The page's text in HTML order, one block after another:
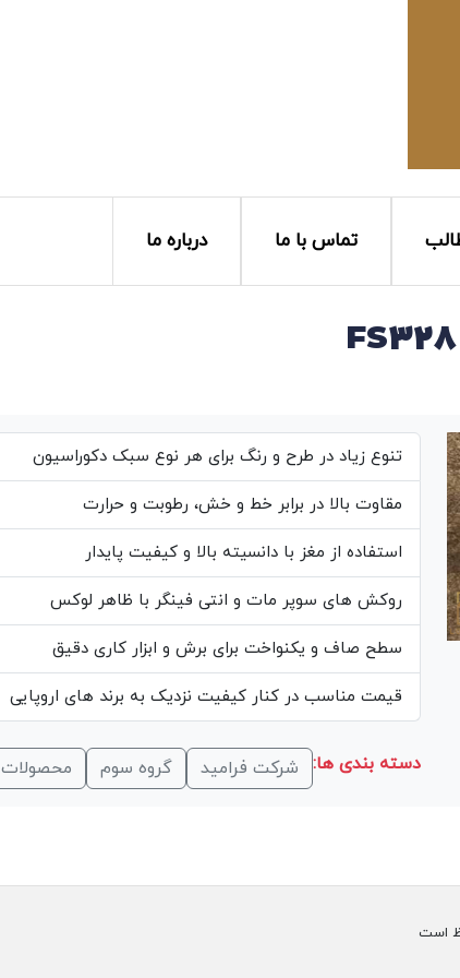
تماس با ما درباره ما
تنوع زیاد در طرح و رنگ برای هر نوع سبک دکوراسیون
مقاوت بالا در برابر خط و خش، رطوبت و حرارت
استفاده از مغز با دانسیته بالا و کیفیت پایدار
روکش های سوپر مات و انتی فینگر با ظاهر لوکس
سطح صاف و یکنواخت برای برش و ابزار کاری دقیق
قیمت مناسب در کنار کیفیت نزدیک به برند های اروپایی
دسته بندی ها: شرکت فرامید گروه سوم محصولات
است